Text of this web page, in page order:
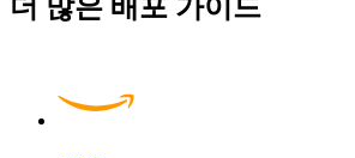
더 많은 배포 가이드